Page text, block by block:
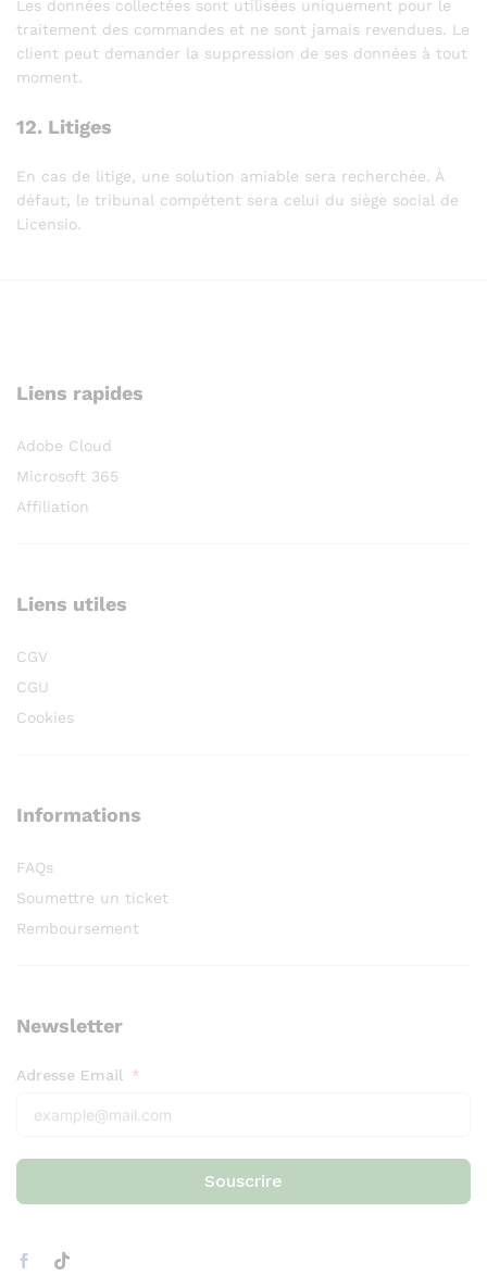
Les données collectées sont utilisées uniquement pour le
traitement des commandes et ne sont jamais revendues. Le
client peut demander la suppression de ses données à tout
moment.
12. Litiges
En cas de litige, une solution amiable sera recherchée. À
défaut, le tribunal compétent sera celui du siège social de
Licensio.
Liens rapides
Adobe Cloud
Microsoft 365
Affiliation
Liens utiles
CGV
CGU
Cookies
Informations
FAQs
Soumettre un ticket
Remboursement
Newsletter
Adresse Email
Souscrire